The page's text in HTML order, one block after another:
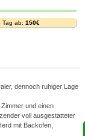
Tag ab: 150€
dennoch ruhiger Lage
und einen
voll ausgestatteter
mit Backofen,